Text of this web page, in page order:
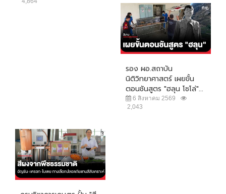
รอง ผอ.สถาบัน
นิติวิทยาศาสตร์ เผยขั้น
ตอนชันสูตร "ฮลุน โซโล่"...
6 สิงหาคม 2569
2,043